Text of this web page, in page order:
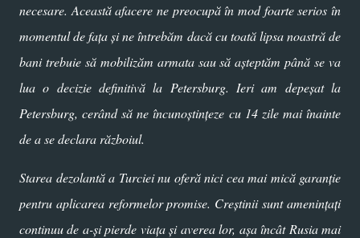
necesare. Această afacere ne preocupă în mod foarte serios în
momentul de faţa şi ne întrebăm dacă cu toată lipsa noastră de
bani trebuie să mobilizăm armata sau să aşteptăm până se va
lua o decizie definitivă la Petersburg. Ieri am depeşat la
Petersburg, cerând să ne încunoştinţeze cu 14 zile mai înainte
de a se declara războiul.
Starea dezolantă a Turciei nu oferă nici cea mai mică garanție
pentru aplicarea reformelor promise. Creştinii sunt amenințați
continuu de a-şi pierde viaţa şi averea lor, aşa încât Rusia mai